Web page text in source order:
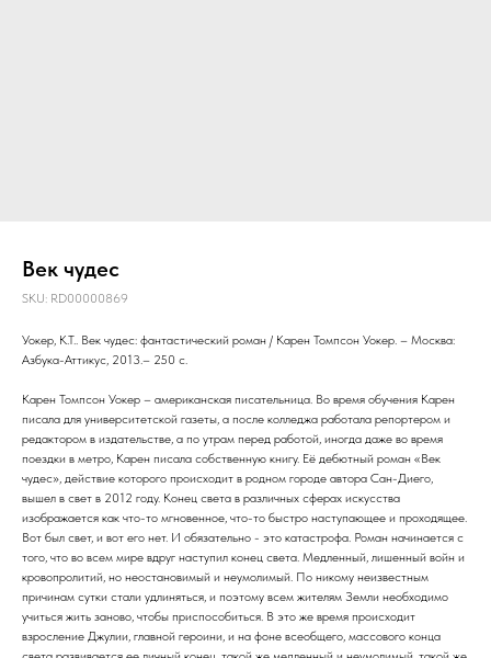
Век чудес
SKU: RD00000869
Уокер, К.Т.. Век чудес: фантастический роман / Карен Томпсон Уокер. – Москва:
Азбука-Аттикус, 2013.– 250 с.
Карен Томпсон Уокер – американская писательница. Во время обучения Карен
писала для университетской газеты, а после колледжа работала репортером и
редактором в издательстве, а по утрам перед работой, иногда даже во время
поездки в метро, Карен писала собственную книгу. Её дебютный роман «Век
чудес», действие которого происходит в родном городе автора Сан-Диего,
вышел в свет в 2012 году. Конец света в различных сферах искусства
изображается как что-то мгновенное, что-то быстро наступающее и проходящее.
Вот был свет, и вот его нет. И обязательно - это катастрофа. Роман начинается с
того, что во всем мире вдруг наступил конец света. Медленный, лишенный войн и
кровопролитий, но неостановимый и неумолимый. По никому неизвестным
причинам сутки стали удлиняться, и поэтому всем жителям Земли необходимо
учиться жить заново, чтобы приспособиться. В это же время происходит
взросление Джулии, главной героини, и на фоне всеобщего, массового конца